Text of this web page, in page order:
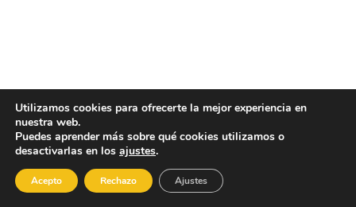
Utilizamos cookies para ofrecerte la mejor experiencia en
nuestra web.
Puedes aprender más sobre qué cookies utilizamos o
desactivarlas en los ajustes.
Acepto Rechazo Ajustes